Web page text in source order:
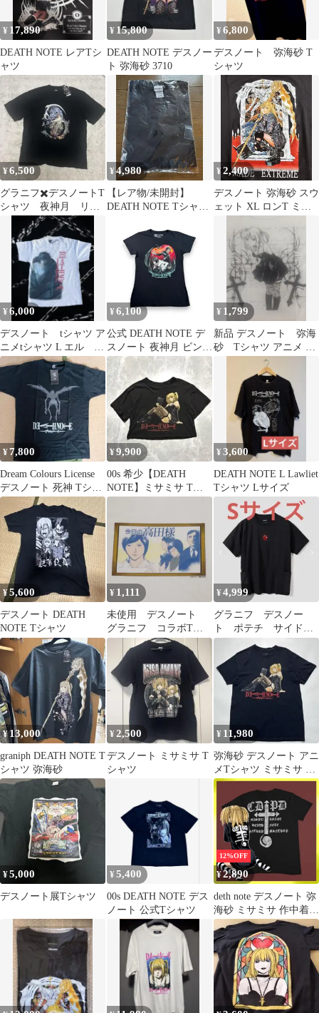
¥ 17,890
DEATH NOTE レアTシ
ャツ
¥ 15,800
DEATH NOTE デスノー
ト 弥海砂 3710
¥6,800
デスノート 弥海砂 T
シャツ
¥6,500
グラニフ✖️デスノートT
シャツ 夜神月 リュ
¥4,980
【レア物/未開封】
DEATH NOTE Tシャツ
¥2,400
デスノート 弥海砂 スウ
ェット XL ロンT ミサ
¥6,000
デスノート tシャツ ア
ニメtシャツ L エル
00s archive
¥ 6,100
公式 DEATH NOTE デ
スノート 夜神月 ビンテ
ージ Tシャツ 映画T ア
ニメ 半袖 古着 y2k 黒
りんご XL m-u-2505-
032
¥ 1,799
新品 デスノート 弥海
砂 Tシャツ アニメ 少
女 グランジ ゴシック
¥7,800
Dream Colours License
デスノート 死神 Tシャ
ツ
¥9,900
00s 希少【DEATH
NOTE】ミサミサ Tシ
ャツ 短丈 ブラック S
¥3,600
DEATH NOTE L Lawliet
Tシャツ Lサイズ
¥5,600
デスノート DEATH
NOTE Tシャツ
¥ 1,111
未使用 デスノート
グラニフ コラボTシ
ャツ 今日の高田様
¥4,999
グラニフ デスノー
ト ポテチ サイドポ
ケット ビッグシルエ
ット Tシャツ S
¥ 13,000
graniph DEATH NOTE T
シャツ 弥海砂
¥2,500
デスノート ミサミサ T
シャツ
¥ 11,980
弥海砂 デスノート アニ
メTシャツ ミサミサ M
黒 ブラック ○8701
¥5,000
デスノート展Tシャツ
¥5,400
00s DEATH NOTE デス
ノート 公式Tシャツ
12%OFF
¥2,890
deth note デスノート 弥
海砂 ミサミサ 作中着用
デザイン コスプレ 半袖
デザインプリントTシ
ャツ 黒 ブラック 着用
モデル Sサイズ オーバ
ーサイズ 新品未使用品